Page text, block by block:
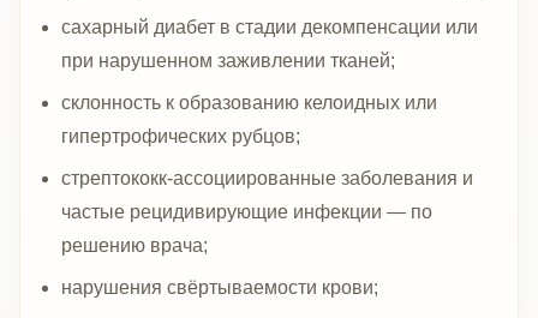
сахарный диабет в стадии декомпенсации или
при нарушенном заживлении тканей;
склонность к образованию келоидных или
гипертрофических рубцов;
стрептококк-ассоциированные заболевания и
частые рецидивирующие инфекции — по
решению врача;
нарушения свёртываемости крови;